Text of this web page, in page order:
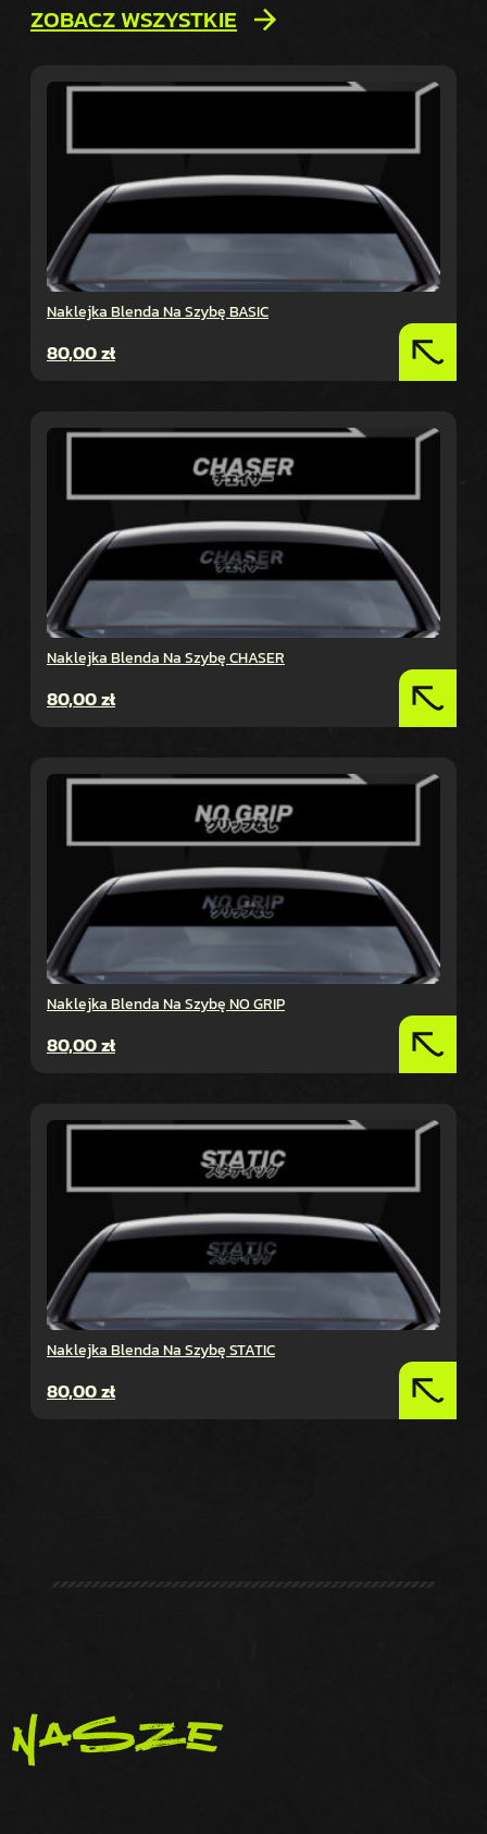
ZOBACZ WSZYSTKIE
Naklejka Blenda Na Szybę BASIC
80,00zł
Naklejka Blenda Na Szybę CHASER
80,00zł
Naklejka Blenda Na Szybę NO GRIP
80,00zł
Naklejka Blenda Na Szybę STATIC
80,00zł
nasze